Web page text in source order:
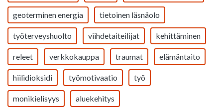
geoterminen energia tietoinen läsnäolo
työterveyshuolto viihdetaiteilijat kehittäminen
releet verkkokauppa traumat elämäntaito
hiilidioksidi työmotivaatio työ
monikielisyys aluekehitys